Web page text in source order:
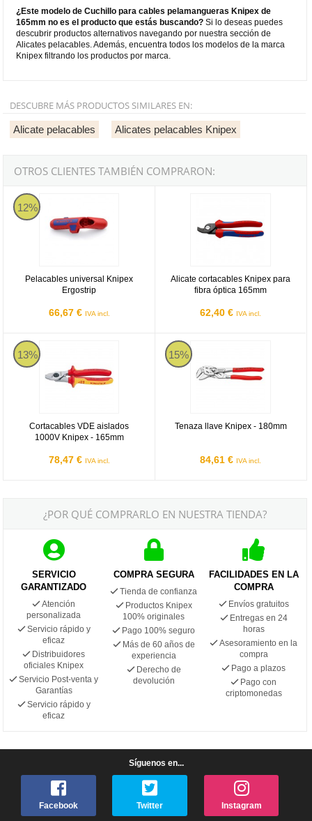
¿Este modelo de Cuchillo para cables pelamangueras Knipex de
165mm no es el producto que estás buscando? Si lo deseas puedes
descubrir productos alternativos navegando por nuestra sección de
Alicates pelacables. Además, encuentra todos los modelos de la marca
Knipex filtrando los productos por marca.
DESCUBRE MÁS PRODUCTOS SIMILARES EN:
Alicate pelacables Alicates pelacables Knipex
OTROS CLIENTES TAMBIÉN COMPRARON:
12%
Pelacables universal Knipex
Ergostrip
66,67 € IVA incl.
Pelacables universal Knipex Ergostrip
Alicate cortacables Knipex para
fibra óptica 165mm
62,40 € IVA incl.
13%
Cortacables VDE aislados
1000V Knipex - 165mm
78,47 € IVA incl.
Cortacables VDE aislados 1000V Knipex - 165mm
15%
Tenaza llave Knipex - 180mm
84,61 € IVA incl.
Tenaza llave Knipex - 180mm
¿POR QUÉ COMPRARLO EN NUESTRA TIENDA?
SERVICIO
GARANTIZADO
Atención
personalizada
Servicio rápido y
eficaz
Distribuidores
oficiales Knipex
Servicio Post-venta y
Garantías
Servicio rápido y
eficaz
COMPRA SEGURA
Tienda de confianza
Productos Knipex
100% originales
Pago 100% seguro
Más de 60 años de
experiencia
Derecho de
devolución
FACILIDADES EN LA
COMPRA
Envíos gratuitos
Entregas en 24
horas
Asesoramiento en la
compra
Pago a plazos
Pago con
criptomonedas
Síguenos en...
Facebook Twitter Instagram